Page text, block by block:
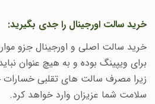
خرید سالت اورجینال را جدی بگیرید:
خرید سالت اصلی و اورجینال جزو
برای ویپینگ بوده و به هیچ عنوان
زیرا مصرف سالت های تقلبی خسارات
سلامت شما عزیزان وارد خواهد کرد.